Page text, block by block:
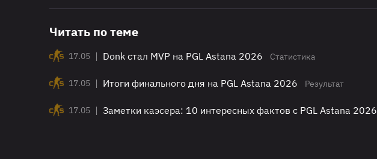
Читать по теме
17.05 | Donk стал MVP на PGL Astana 2026 Статистика
17.05 | Итоги финального дня на PGL Astana 2026 Результат
17.05 | Заметки каэсера: 10 интересных фактов с PGL Astana 2026